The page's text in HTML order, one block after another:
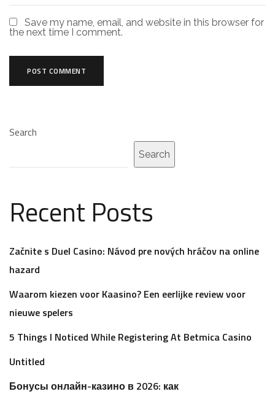
Save my name, email, and website in this browser for
the next time I comment.
Search
Search
Recent Posts
Začnite s Duel Casino: Návod pre nových hráčov na online
hazard
Waarom kiezen voor Kaasino? Een eerlijke review voor
nieuwe spelers
5 Things I Noticed While Registering At Betmica Casino
Untitled
Бонусы онлайн-казино в 2026: как